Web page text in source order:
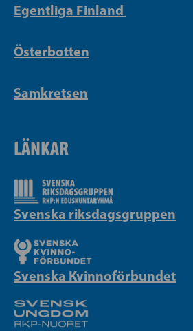
Egentliga Finland
Österbotten
Samkretsen
LÄNKAR
Svenska riksdagsgruppen
Svenska Kvinnoförbundet